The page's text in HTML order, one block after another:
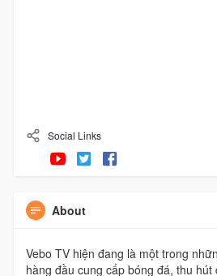
Social Links
About
Vebo TV hiện đang là một trong
hàng đầu cung cấp bóng đá, thu